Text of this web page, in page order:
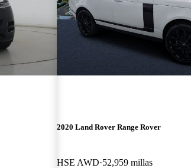
2020 Land Rover Range Rover
HSE AWD 52,959 millas